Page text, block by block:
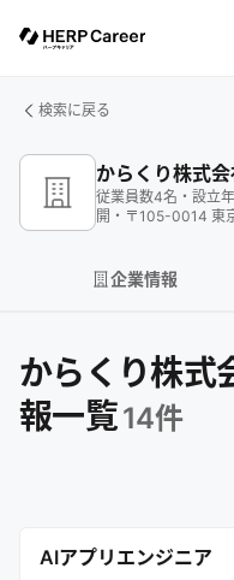
検索に戻る
からくり株式
従業員数4名 ・ 設立
開 ・ 〒105-0014 東
企業情報
からくり株式
報一覧14件
AIアプリエンジニア